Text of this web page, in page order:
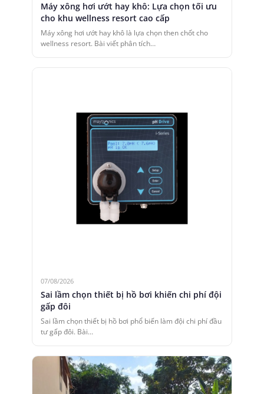
Máy xông hơi ướt hay khô: Lựa chọn tối ưu
cho khu wellness resort cao cấp
Máy xông hơi ướt hay khô là lựa chọn then chốt cho
wellness resort. Bài viết phân tích…
07/08/2026
Sai lầm chọn thiết bị hồ bơi khiến chi phí đội
gấp đôi
Sai lầm chọn thiết bị hồ bơi phổ biến làm đội chi phí đầu
tư gấp đôi. Bài…